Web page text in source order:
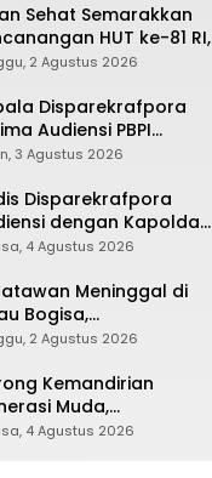
Sehat Semarakkan
HUT ke-81 RI,
Perintis Jadi Etalase
2 Agustus 2026
Disparekrafpora
Audiensi PBPI
3 Agustus 2026
Disparekrafpora
dengan Kapolda
Perkuat Sinergi
Karawo 2026
4 Agustus 2026
Meninggal di
Bogisa,
Sampaikan
2 Agustus 2026
Kemandirian
Muda,
Galang
4 Agustus 2026